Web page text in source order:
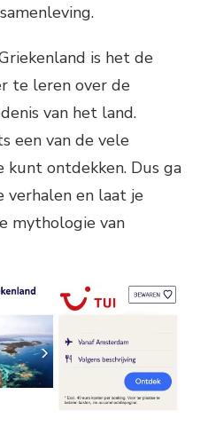
is het de
te leren over de
van het land.
een van de vele
kunt ontdekken. Dus ga
verhalen en laat je
mythologie van